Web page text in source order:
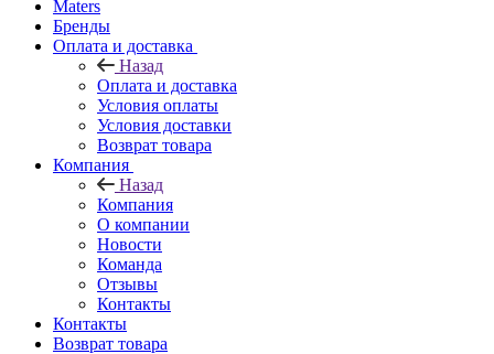
Maters
Бренды
Оплата и доставка
Назад
Оплата и доставка
Условия оплаты
Условия доставки
Возврат товара
Компания
Назад
Компания
О компании
Новости
Команда
Отзывы
Контакты
Контакты
Возврат товара